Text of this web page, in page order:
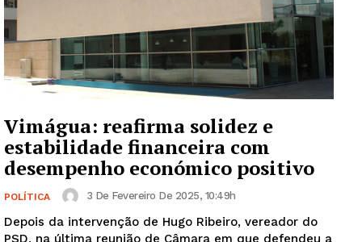
Vimágua: reafirma solidez e
estabilidade financeira com
desempenho económico positivo
POLÍTICA 3 De Fevereiro De 2025, 10:49h
Depois da intervenção de Hugo Ribeiro, vereador do
PSD, na última reunião de Câmara em que defendeu a